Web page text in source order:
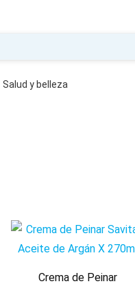
Salud y belleza
Crema de Peinar